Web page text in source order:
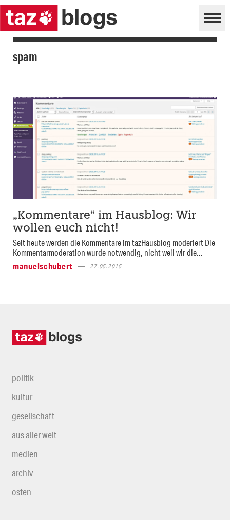
spam
„Kommentare“ im Hausblog: Wir
wollen euch nicht!
Seit heute werden die Kommentare im tazHausblog moderiert Die
Kommentarmoderation wurde notwendig, nicht weil wir die...
manuelschubert
27.05.2015
politik
kultur
gesellschaft
aus aller welt
medien
archiv
osten